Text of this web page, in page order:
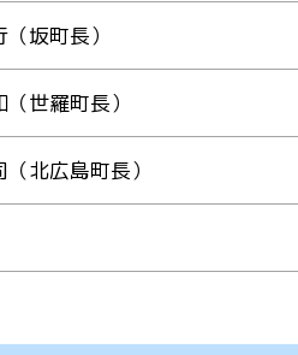
坂町長）
世羅町長）
北広島町長）